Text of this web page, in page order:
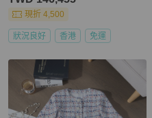
現折 4,500
狀況良好 香港 免運